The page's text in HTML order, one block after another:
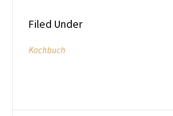
Filed Under
Kochbuch